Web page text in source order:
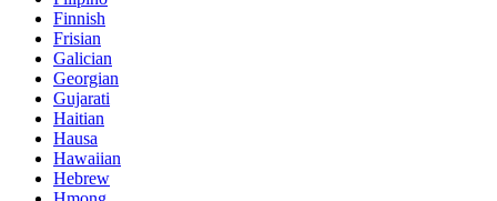
Finnish
Frisian
Galician
Georgian
Gujarati
Haitian
Hausa
Hawaiian
Hebrew